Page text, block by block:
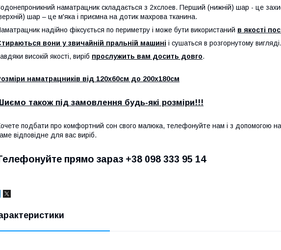
наматрацник складається з 2хслоев. Перший (нижній) шар - це
шар – це м'яка і приємна на дотик махрова тканина.
надійно фіксується по периметру і може бути використаний в якості
вони у звичайній пральній машині і сушаться в розгорнутому вигляді.
високій якості, виріб прослужить вам досить довго.
наматрацників від 120х60см до 200х180см
також під замовлення будь-які розміри!!!
подбати про комфортний сон свого малюка, телефонуйте нам і з допомогою
відповідне для вас виріб.
прямо зараз +38 098 333 95 14